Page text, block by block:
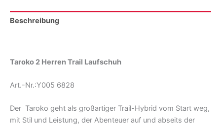
Beschreibung
Taroko 2 Herren Trail Laufschuh
Art.-Nr.:Y005 6828
Der Taroko geht als großartiger Trail-Hybrid vom Start weg,
mit Stil und Leistung, der Abenteuer auf und abseits der